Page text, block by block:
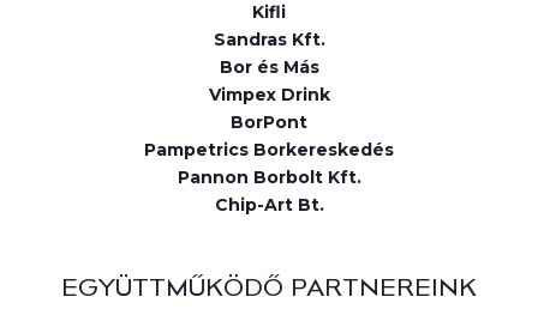
Kifli
Sandras Kft.
Bor és Más
Vimpex Drink
BorPont
Pampetrics Borkereskedés
Pannon Borbolt Kft.
Chip-Art Bt.
EGYÜTTMŰKÖDŐ PARTNEREINK